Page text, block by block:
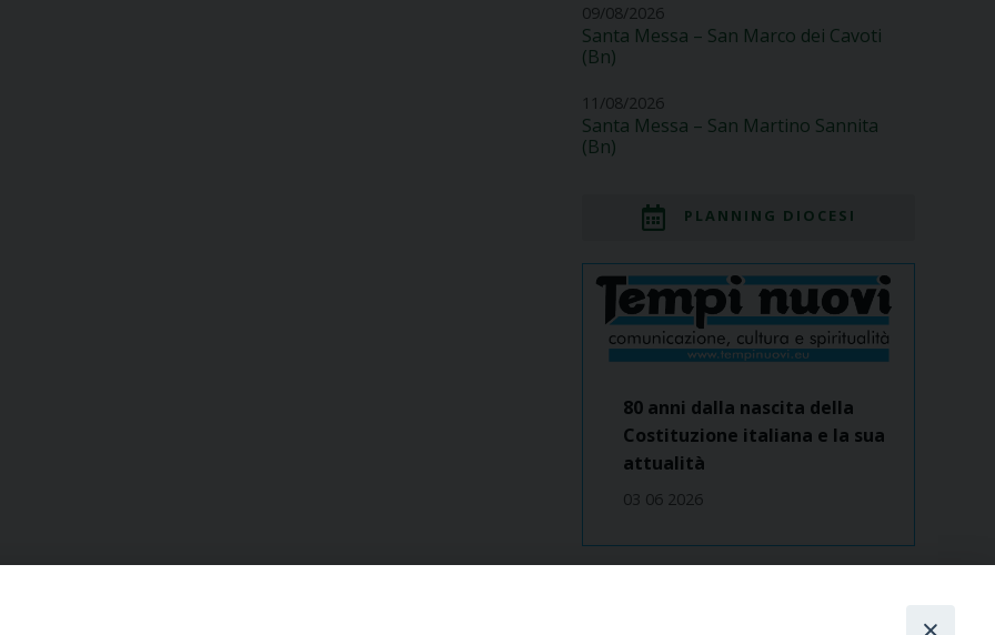
09/08/2026
Santa Messa – San Marco dei Cavoti
(Bn)
11/08/2026
Santa Messa – San Martino Sannita
(Bn)
PLANNING DIOCESI
80 anni dalla nascita della
Costituzione italiana e la sua
attualità
03 06 2026